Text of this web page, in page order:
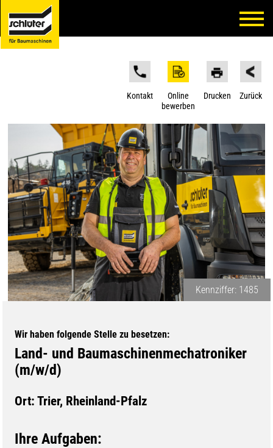
Kontakt
Online
bewerben
Drucken Zurück
Kennziffer: 1485
Wir haben folgende Stelle zu besetzen:
Land- und Baumaschinenmechatroniker
(m/w/d)
Ort: Trier, Rheinland-Pfalz
Ihre Aufgaben: